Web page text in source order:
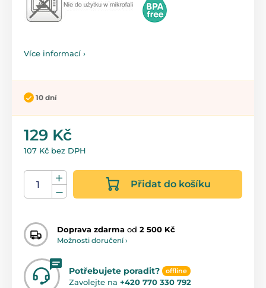
Více informací ›
10 dní
129 Kč
107 Kč bez DPH
Přidat do košíku
Doprava zdarma od 2 500 Kč
Možnosti doručení ›
Potřebujete poradit? offline
Zavolejte na +420 770 330 792